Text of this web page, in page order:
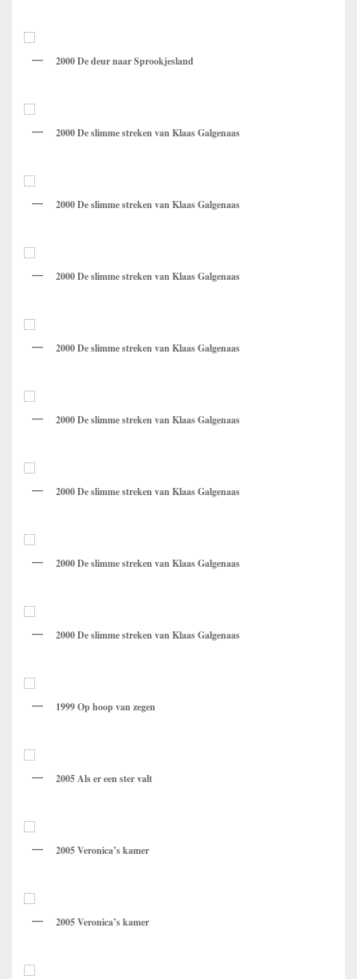
2000 De deur naar Sprookjesland
2000 De slimme streken van Klaas Galgenaas
2000 De slimme streken van Klaas Galgenaas
2000 De slimme streken van Klaas Galgenaas
2000 De slimme streken van Klaas Galgenaas
2000 De slimme streken van Klaas Galgenaas
2000 De slimme streken van Klaas Galgenaas
2000 De slimme streken van Klaas Galgenaas
2000 De slimme streken van Klaas Galgenaas
1999 Op hoop van zegen
2005 Als er een ster valt
2005 Veronica’s kamer
2005 Veronica’s kamer